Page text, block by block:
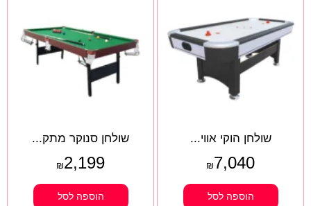
שולחן הוקי אווי...
₪7,040
הוספה לסל
שולחן סנוקר מתק...
₪2,199
הוספה לסל